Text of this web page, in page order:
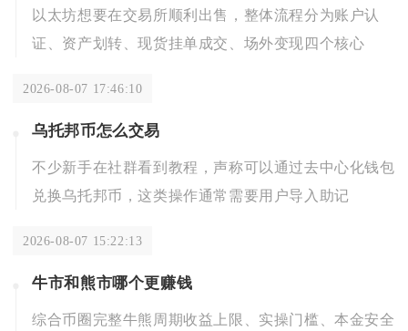
以太坊想要在交易所顺利出售，整体流程分为账户认
证、资产划转、现货挂单成交、场外变现四个核心
2026-08-07 17:46:10
乌托邦币怎么交易
不少新手在社群看到教程，声称可以通过去中心化钱包
兑换乌托邦币，这类操作通常需要用户导入助记
2026-08-07 15:22:13
牛市和熊市哪个更赚钱
综合币圈完整牛熊周期收益上限、实操门槛、本金安全